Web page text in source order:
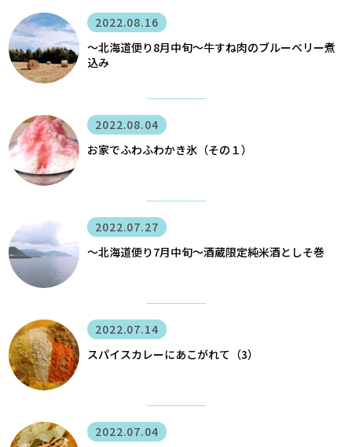
2022.08.16
〜北海道便り8月中旬～牛すね肉のブルーベリー煮
込み
2022.08.04
お家でふわふわかき氷（その１）
2022.07.27
〜北海道便り7月中旬～酒蔵限定純米酒としそ巻
2022.07.14
スパイスカレーにあこがれて（3）
2022.07.04